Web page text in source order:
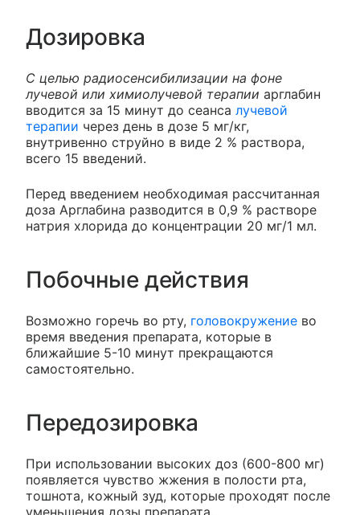
Дозировка
С целью радиосенсибилизации на фоне
лучевой или химиолучевой терапии арглабин
вводится за 15 минут до сеанса лучевой
терапии через день в дозе 5 мг/кг,
внутривенно струйно в виде 2 % раствора,
всего 15 введений.
Перед введением необходимая рассчитанная
доза Арглабина разводится в 0,9 % растворе
натрия хлорида до концентрации 20 мг/1 мл.
Побочные действия
Возможно горечь во рту, головокружение во
время введения препарата, которые в
ближайшие 5-10 минут прекращаются
самостоятельно.
Передозировка
При использовании высоких доз (600-800 мг)
появляется чувство жжения в полости рта,
тошнота, кожный зуд, которые проходят после
уменьшения дозы препарата.